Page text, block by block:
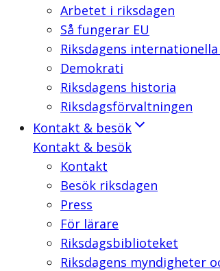
Arbetet i riksdagen
Så fungerar EU
Riksdagens
Demokrati
Riksdagens historia
Riksdagsförvaltningen
Kontakt & besök
Kontakt & besök
Kontakt
Besök riksdagen
Press
För lärare
Riksdagsbiblioteket
Riksdagens myndigheter